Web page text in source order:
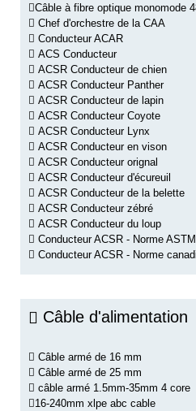
Câble à fibre optique monomode
Chef d'orchestre de la CAA
Conducteur ACAR
ACS Conducteur
ACSR Conducteur de chien
ACSR Conducteur Panther
ACSR Conducteur de lapin
ACSR Conducteur Coyote
ACSR Conducteur Lynx
ACSR Conducteur en vison
ACSR Conducteur orignal
ACSR Conducteur d'écureuil
ACSR Conducteur de la belette
ACSR Conducteur zébré
ACSR Conducteur du loup
Conducteur ACSR - Norme ASTM
Conducteur ACSR - Norme
Câble d'alimentation
Câble armé de 16 mm
Câble armé de 25 mm
câble armé 1.5mm-35mm 4 core
16-240mm xlpe abc cable